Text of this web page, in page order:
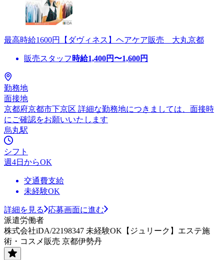
最高時給1600円【ダヴィネス】ヘアケア販売 大丸京都
販売スタッフ 時給1,400円〜1,600円
勤務地
面接地
京都府京都市下京区 詳細な勤務地につきましては、面接時
にご確認をお願いいたします
烏丸駅
シフト
週4日からOK
交通費支給
未経験OK
詳細を見る
応募画面に進む
派遣労働者
株式会社iDA/22198347 未経験OK【ジュリーク】エステ施
術・コスメ販売 京都伊勢丹